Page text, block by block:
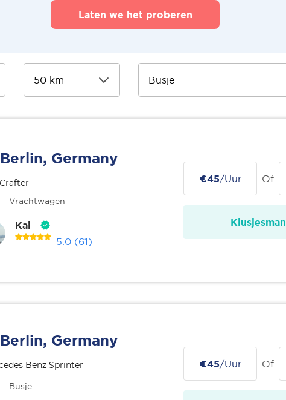
Laten we het proberen
Berlin, Germany
Vrachtwagen
Kai
5.0 (61)
€45/Uur Of
Klusjesman
Berlin, Germany
Benz Sprinter
Busje
€45/Uur Of